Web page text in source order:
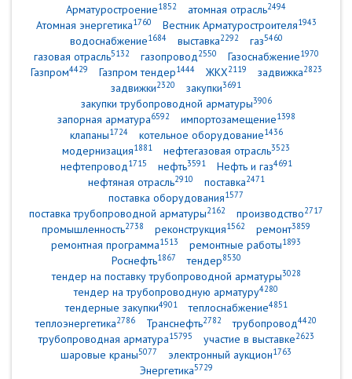
Арматуростроение1852 атомная отрасль2494
Атомная энергетика1760 Вестник Арматуростроителя1943
водоснабжение1684 выставка2292 газ5460
газовая отрасль5132 газопровод2550 Газоснабжение1970
Газпром4429 Газпром тендер1444 ЖКХ2119 задвижка2823
задвижки2320 закупки3691
закупки трубопроводной арматуры3906
запорная арматура6592 импортозамещение1398
клапаны1724 котельное оборудование1436
модернизация1881 нефтегазовая отрасль3523
нефтепровод1715 нефть3591 Нефть и газ4691
нефтяная отрасль2910 поставка2471
поставка оборудования1577
поставка трубопроводной арматуры2162 производство2717
промышленность2738 реконструкция1562 ремонт3859
ремонтная программа1513 ремонтные работы1893
Роснефть1867 тендер8530
тендер на поставку трубопроводной арматуры3028
тендер на трубопроводную арматуру4280
тендерные закупки4901 теплоснабжение4851
теплоэнергетика2786 Транснефть2782 трубопровод4420
трубопроводная арматура15795 участие в выставке2623
шаровые краны5077 электронный аукцион1763
Энергетика5729